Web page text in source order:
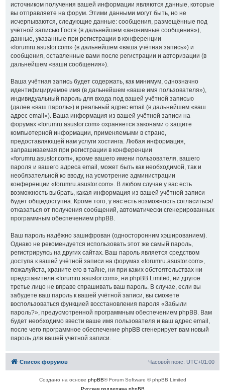
источником получения вашей информации являются данные, которые
вы отправляете на форум. Этими данными могут быть, но не
исчерпываются, следующие данные: сообщения, размещённые под
учётной записью Гостя (в дальнейшем «анонимные сообщения»),
данные, указанные при регистрации в конференции
«forumru.asustor.com» (в дальнейшем «ваша учётная запись») и
сообщения, оставленные вами после регистрации и авторизации (в
дальнейшем «ваши сообщения»).
Ваша учётная запись будет содержать, как минимум, однозначно
идентифицируемое имя (в дальнейшем «ваше имя пользователя»),
индивидуальный пароль для входа под вашей учётной записью
(далее «ваш пароль») и реальный адрес email (в дальнейшем «ваш
адрес email»). Ваша информация из вашей учётной записи на
форумах «forumru.asustor.com» охраняется законами о защите
компьютерной информации, применяемыми в стране,
предоставляющей нам услуги хостинга. Любая информация,
запрашиваемая при регистрации в конференции
«forumru.asustor.com», кроме вашего имени пользователя, вашего
пароля и вашего адреса email, может быть как необходимой, так и
необязательной ко вводу, на усмотрение администрации
конференции «forumru.asustor.com». В любом случае у вас есть
возможность выбрать, какая информация из вашей учётной записи
будет общедоступна. Кроме того, у вас есть возможность согласиться/
отказаться от получения сообщений, автоматически сгенерированных
программным обеспечением phpBB.
Ваш пароль надёжно зашифрован (односторонним хэшированием).
Однако не рекомендуется использовать этот же самый пароль,
регистрируясь на других сайтах. Ваш пароль является средством
доступа к вашей учётной записи на форумах «forumru.asustor.com»,
пожалуйста, храните его в тайне, ни при каких обстоятельствах ни
представители «forumru.asustor.com», ни phpBB Limited, ни другое
третье лицо не вправе спрашивать ваш пароль. В случае, если вы
забудете ваш пароль к вашей учётной записи, вы сможете
воспользоваться функцией восстановления пароля «Забыли
пароль?», предусмотренной программным обеспечением phpBB. Вам
будет необходимо ввести ваше имя пользователя и ваш адрес email,
после чего программное обеспечение phpBB сгенерирует вам новый
пароль для вашей учётной записи.
Список форумов Часовой пояс: UTC+01:00
Создано на основе phpBB® Forum Software © phpBB Limited
Русская поддержка phpBB